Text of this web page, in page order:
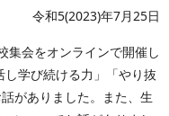
令和5(2023)年7月25日
集会をオンラインで開催し
学び続ける力」「やり抜
がありました。また、生